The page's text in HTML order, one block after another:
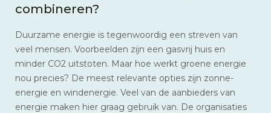
combineren?
Duurzame energie is tegenwoordig een streven van
veel mensen. Voorbeelden zijn een gasvrij huis en
minder CO2 uitstoten. Maar hoe werkt groene energie
nou precies? De meest relevante opties zijn zonne-
energie en windenergie. Veel van de aanbieders van
energie maken hier graag gebruik van. De organisaties